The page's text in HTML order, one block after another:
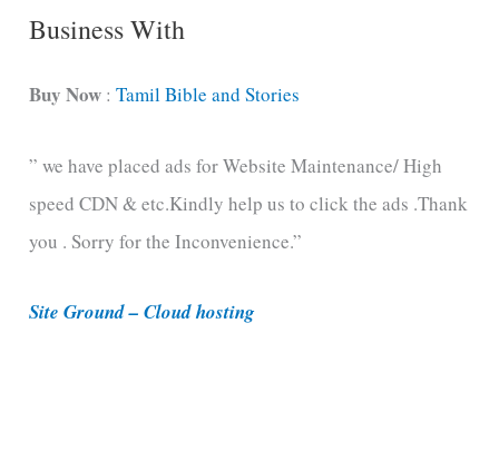
C
t
g
o
r
e
Business With
Buy Now :Tamil Bible and Stories
” we have placed ads for Website Maintenance/ High
speed CDN & etc.Kindly help us to click the ads .Thank
you . Sorry for the Inconvenience.”
Site Ground – Cloud hosting